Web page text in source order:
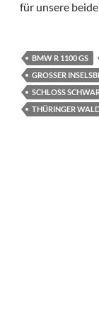
für unsere
BMW R 1100 GS
GROSSER
SCHLOSS
THÜRINGER